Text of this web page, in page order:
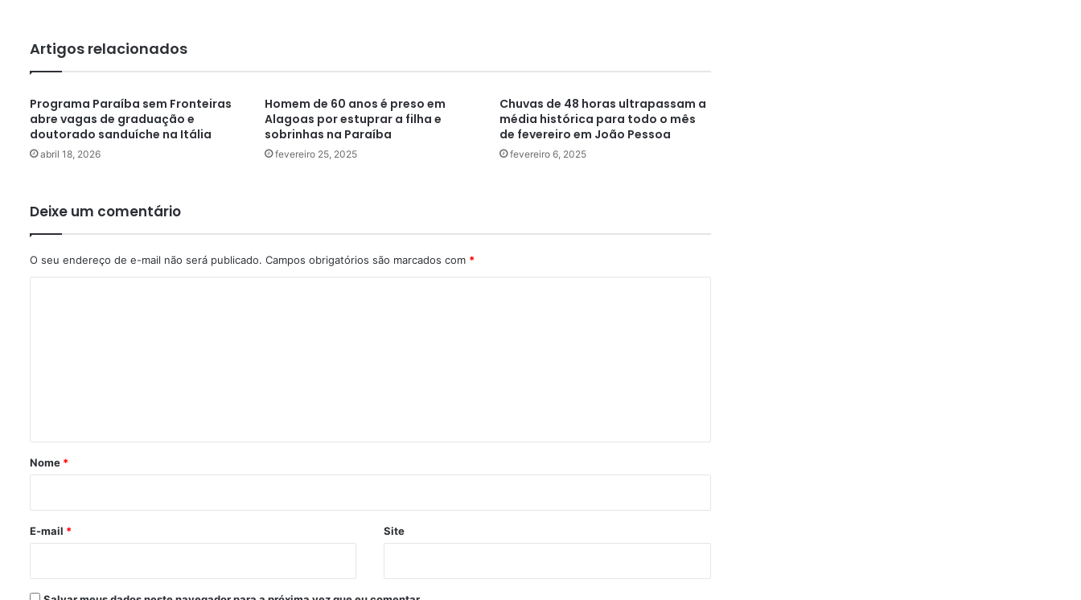
Artigos relacionados
Programa Paraíba sem Fronteiras
abre vagas de graduação e
doutorado sanduíche na Itália
abril 18, 2026
Homem de 60 anos é preso em
Alagoas por estuprar a filha e
sobrinhas na Paraíba
fevereiro 25, 2025
Chuvas de 48 horas ultrapassam a
média histórica para todo o mês
de fevereiro em João Pessoa
fevereiro 6, 2025
Deixe um comentário
O seu endereço de e-mail não será publicado. Campos obrigatórios são marcados com *
r
*
Nome *
E-mail * Site